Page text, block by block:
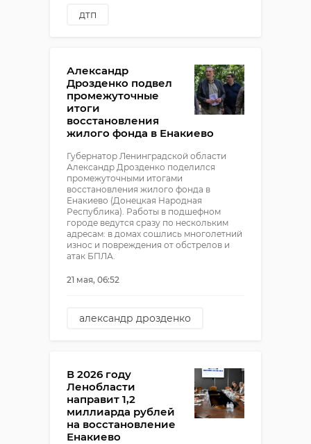
дтп
мотоциклисты дтп
Александр
Дрозденко подвел
промежуточные
итоги
восстановления
жилого фонда в Енакиево
Губернатор Ленинградской области
Александр Дрозденко поделился
промежуточными итогами
восстановления жилого фонда в
Енакиево (Донецкая Народная
Республика). Работы в подшефном
городе ведутся сразу по нескольким
адресам: в домах сошлись многолетний
износ и повреждения от обстрелов и
атак БПЛА.
21 мая, 06:52
александр дрозденко
В 2026 году
Ленобласти
направит 1,2
миллиарда рублей
на восстановление
Енакиево